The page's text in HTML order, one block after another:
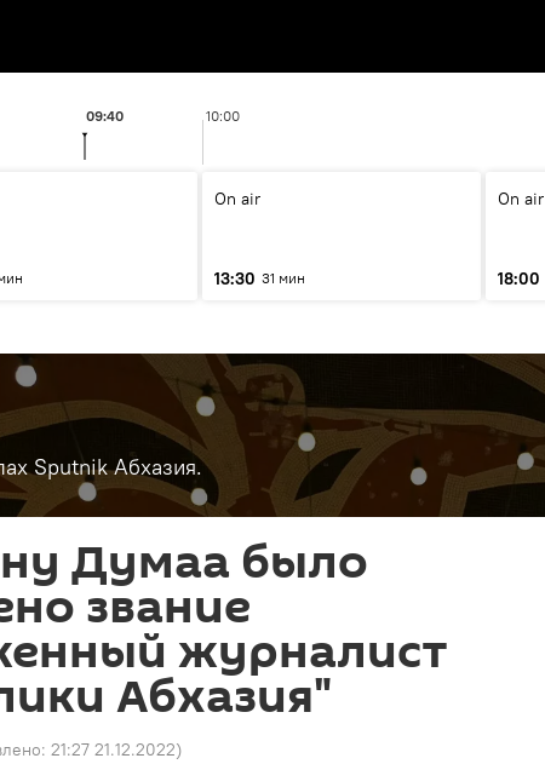
10:00
09:40
On air
13:30 31 мин
On air
18:00
Sputnik Абхазия.
Думаа было
звание
журналист
Абхазия"
21:27 21.12.2022)